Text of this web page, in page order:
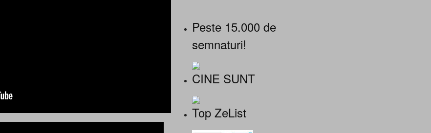
Peste 15.000 de
semnaturi!
CINE SUNT
Top ZeList